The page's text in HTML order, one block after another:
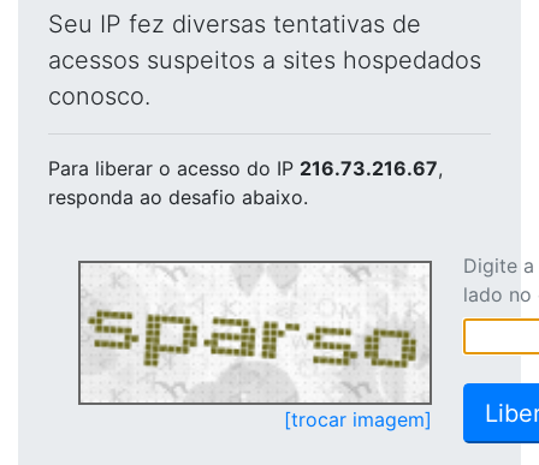
Seu IP fez diversas tentativas de
acessos suspeitos a sites hospedados
conosco.
Para liberar o acesso do IP 216.73.216.67,
responda ao desafio abaixo.
[trocar imagem]
Digite
lado no